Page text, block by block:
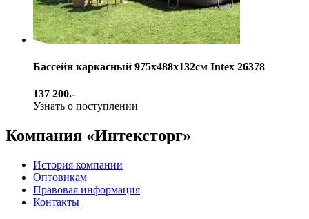
Бассейн каркасный 975х488х132см Intex 26378
137 200.-
Узнать о поступлении
Компания «Интексторг»
История компании
Оптовикам
Правовая информация
Контакты